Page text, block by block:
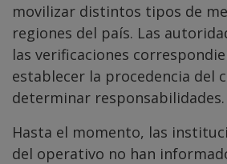
movilizar distintos tipos de
regiones del país. Las
las verificaciones
establecer la procedencia del
determinar responsabilidades.
Hasta el momento, las
del operativo no han